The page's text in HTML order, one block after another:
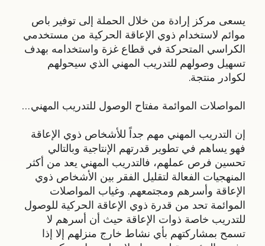
يسعى مركز إرادة من خلال الحملة إلى توفير باص
موائم لاستخدام ذوي الإعاقة الحركية من مستخدمي
الكراسي المتحركة في قطاع غزة واستخدامه بهدف
تسهيل وصولهم للتدريب المهني الذي سيحولهم
لكوادر منتجة.
المواصلات الموائمة مفتاح الوصول للتدريب المهني…
إن التدريب المهني مهم جداً للأشخاص ذوي الإعاقة
فهو يساهم في تطوير قدرتهم الإنتاجية وبالتالي
تحسين فرص عملهم، فالتدريب المهني يعد من أكثر
المنهجيات الفعالة لتقليل الفقر بين الأشخاص ذوي
الإعاقة وأسرهم ومجتمعهم. وغياب المواصلات
الموائمة تحد من قدرة ذوي الإعاقة الحركية للوصول
للتدريب خاصة ذوات الإعاقة حيث أن أسرهم لا
تسمح بمشاركتهم بأي نشاط خارج منزلهم إلا إذا